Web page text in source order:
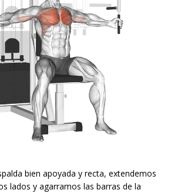
bien apoyada y recta, extendemos
lados y agarramos las barras de la